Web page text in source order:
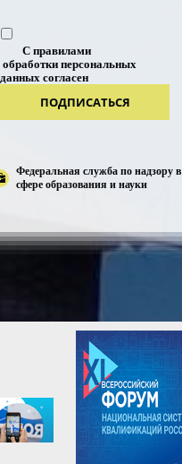
С правилами
обработки персональных
данных согласен
ПОДПИСАТЬСЯ
Федеральная служба по надзору в
сфере образования и науки